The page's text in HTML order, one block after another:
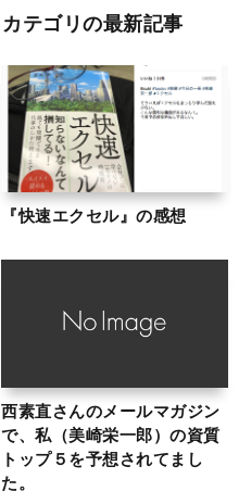
カテゴリの最新記事
『快速エクセル』の感想
西素直さんのメールマガジン
で、私（美崎栄一郎）の資質
トップ５を予想されてまし
た。